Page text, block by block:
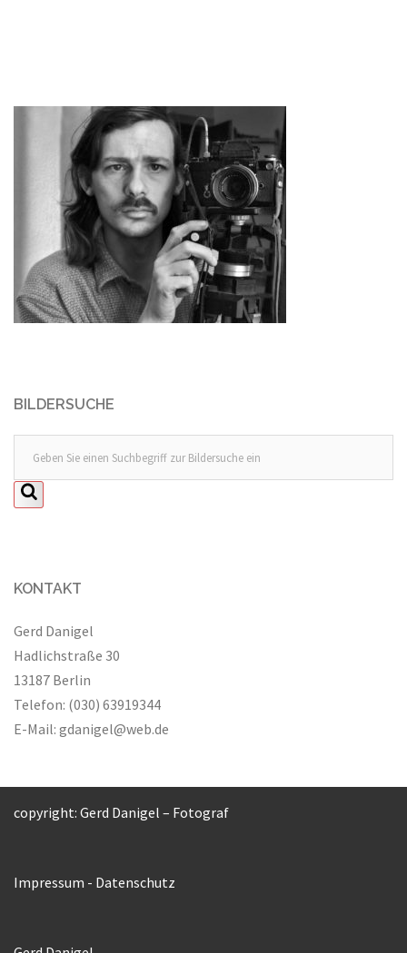
BILDERSUCHE
KONTAKT
Gerd Danigel
Hadlichstraße 30
13187 Berlin
Telefon: (030) 63919344
E-Mail: gdanigel@web.de
copyright: Gerd Danigel – Fotograf
Impressum - Datenschutz